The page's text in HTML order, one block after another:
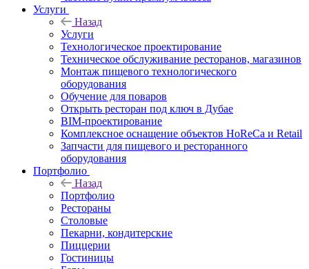
Услуги
Назад
Услуги
Технологическое проектирование
Техническое обслуживание ресторанов, магазинов
Монтаж пищевого технологического
оборудования
Обучение для поваров
Открыть ресторан под ключ в Дубае
BIM-проектирование
Комплексное оснащение объектов HoReCa и Retail
Запчасти для пищевого и ресторанного
оборудования
Портфолио
Назад
Портфолио
Рестораны
Столовые
Пекарни, кондитерские
Пиццерии
Гостиницы